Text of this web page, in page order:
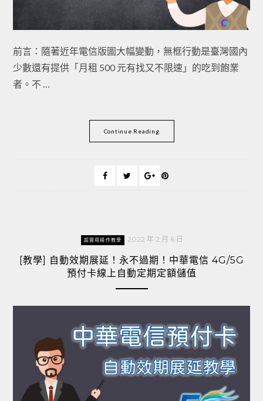
前言：隨著近年電信版圖大幅變動，無框行動是臺灣國內
少數還有提供「月租 500 元有找又不限速」的吃到飽業
者。不 …
Continue Reading
超實用操作教學 2022 年 2 月 6 日
[教學] 自動效期展延！永不過期！中華電信 4G/5G
預付卡線上自動定期定額儲值